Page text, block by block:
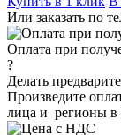
Или заказать по
Оплата при
?
Делать
Произведите
лица и регионы в